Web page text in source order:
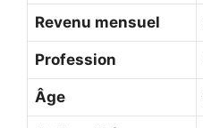
Revenu mensuel
Profession
Âge